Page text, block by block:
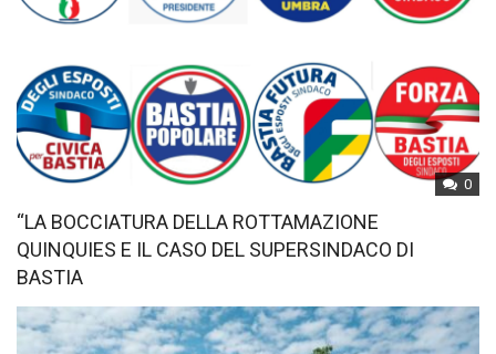
0
“LA BOCCIATURA DELLA ROTTAMAZIONE
QUINQUIES E IL CASO DEL SUPERSINDACO DI
BASTIA